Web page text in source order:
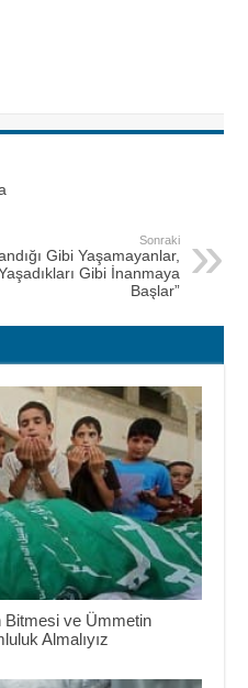
Sonraki
Gibi Yaşamayanlar,
Gibi İnanmaya
Başlar”
Bitmesi ve Ümmetin
Almalıyız